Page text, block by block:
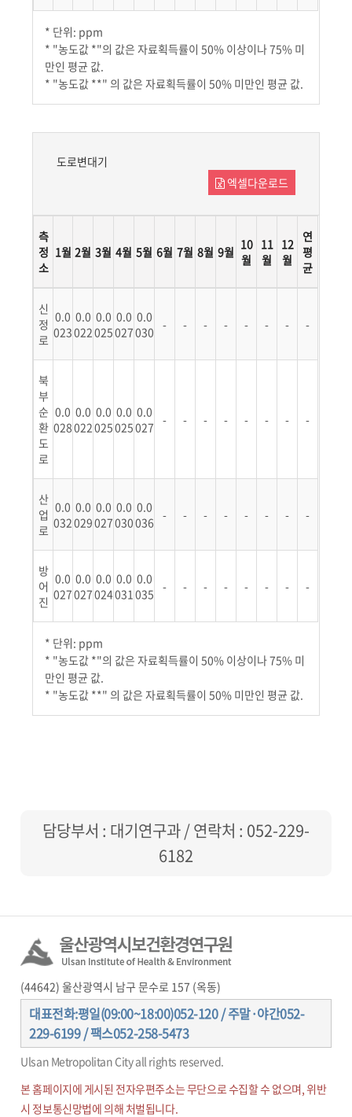
* 단위: ppm
* "농도값 *"의 값은 자료획득률이 50% 이상이나 75% 미
만인 평균 값.
* "농도값 **" 의 값은 자료획득률이 50% 미만인 평균 값.
도로변대기
엑셀다운로드
측
정
소
1월 2월 3월 4월 5월 6월 7월 8월 9월 10
월
11
월
12
월
연
평
균
신
정
로
0.0
023
0.0
022
0.0
025
0.0
027
0.0
030
- - - - - - - -
북
부
순
환
도
로
0.0
028
0.0
022
0.0
025
0.0
025
0.0
027
- - - - - - - -
산
업
로
0.0
032
0.0
029
0.0
027
0.0
030
0.0
036
- - - - - - - -
방
어
진
0.0
027
0.0
027
0.0
024
0.0
031
0.0
035
- - - - - - - -
* 단위: ppm
* "농도값 *"의 값은 자료획득률이 50% 이상이나 75% 미
만인 평균 값.
* "농도값 **" 의 값은 자료획득률이 50% 미만인 평균 값.
담당부서 : 대기연구과 / 연락처 : 052-229-
6182
(44642) 울산광역시 남구 문수로 157 (옥동)
대표전화:평일(09:00~18:00)052-120 / 주말·야간052-
229-6199 / 팩스052-258-5473
Ulsan Metropolitan City all rights reserved.
본 홈페이지에 게시된 전자우편주소는 무단으로 수집할 수 없으며, 위반
시 정보통신망법에 의해 처벌됩니다.